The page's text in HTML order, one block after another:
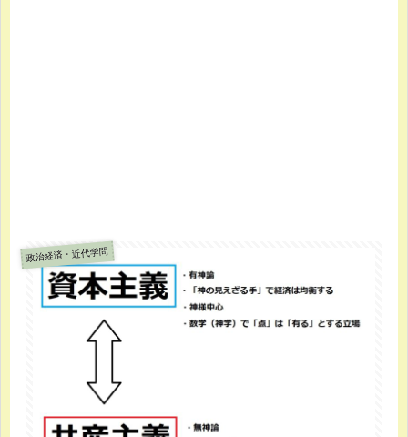
政治経済・近代学問